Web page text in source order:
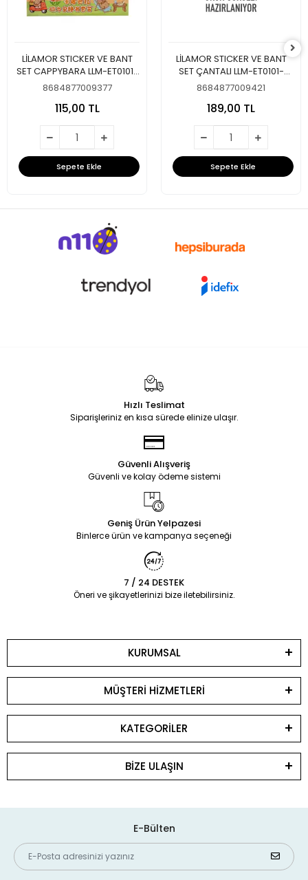
LİLAMOR STICKER VE BANT
SET CAPPYBARA LLM-ET0101-
CB01
8684877009377
115,00 TL
Sepete Ekle
LİLAMOR STICKER VE BANT
SET ÇANTALI LLM-ET0101-
CB04
8684877009421
189,00 TL
Sepete Ekle
Hızlı Teslimat
Siparişleriniz en kısa sürede elinize ulaşır.
Güvenli Alışveriş
Güvenli ve kolay ödeme sistemi
Geniş Ürün Yelpazesi
Binlerce ürün ve kampanya seçeneği
7 / 24 DESTEK
Öneri ve şikayetlerinizi bize iletebilirsiniz.
KURUMSAL
MÜŞTERİ HİZMETLERİ
KATEGORİLER
BİZE ULAŞIN
E-Bülten